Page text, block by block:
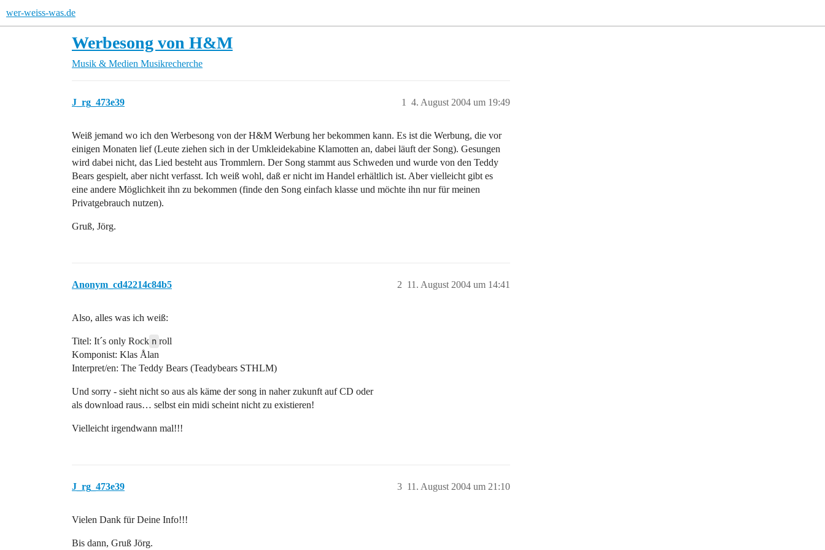
wer-weiss-was.de
Werbesong von H&M
Musik & Medien Musikrecherche
J_rg_473e39 4. August 2004 um 19:49
1
Weiß jemand wo ich den Werbesong von der H&M Werbung her bekommen kann. Es ist die Werbung, die vor
einigen Monaten lief (Leute ziehen sich in der Umkleidekabine Klamotten an, dabei läuft der Song). Gesungen
wird dabei nicht, das Lied besteht aus Trommlern. Der Song stammt aus Schweden und wurde von den Teddy
Bears gespielt, aber nicht verfasst. Ich weiß wohl, daß er nicht im Handel erhältlich ist. Aber vielleicht gibt es
eine andere Möglichkeit ihn zu bekommen (finde den Song einfach klasse und möchte ihn nur für meinen
Privatgebrauch nutzen).
Gruß, Jörg.
Anonym_cd42214c84b5 11. August 2004 um 14:41
2
Also, alles was ich weiß:
Titel: It´s only Rock n roll
Komponist: Klas Ålan
Interpret/en: The Teddy Bears (Teadybears STHLM)
Und sorry - sieht nicht so aus als käme der song in naher zukunft auf CD oder
als download raus… selbst ein midi scheint nicht zu existieren!
Vielleicht irgendwann mal!!!
J_rg_473e39 11. August 2004 um 21:10
3
Vielen Dank für Deine Info!!!
Bis dann, Gruß Jörg.